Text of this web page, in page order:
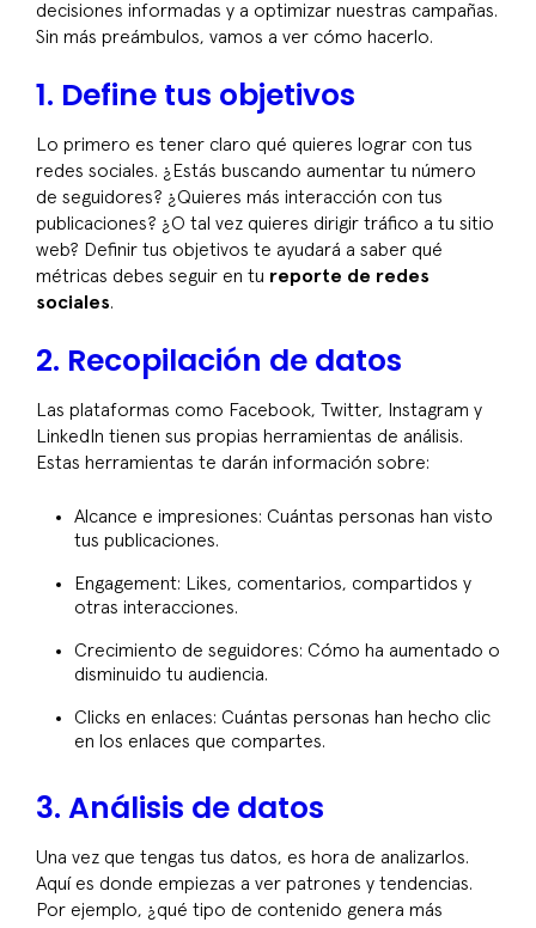
decisiones informadas y a optimizar nuestras campañas.
Sin más preámbulos, vamos a ver cómo hacerlo.
1. Define tus objetivos
Lo primero es tener claro qué quieres lograr con tus
redes sociales. ¿Estás buscando aumentar tu número
de seguidores? ¿Quieres más interacción con tus
publicaciones? ¿O tal vez quieres dirigir tráfico a tu sitio
web? Definir tus objetivos te ayudará a saber qué
métricas debes seguir en tu reporte de redes
sociales.
2. Recopilación de datos
Las plataformas como Facebook, Twitter, Instagram y
LinkedIn tienen sus propias herramientas de análisis.
Estas herramientas te darán información sobre:
Alcance e impresiones: Cuántas personas han visto
tus publicaciones.
Engagement: Likes, comentarios, compartidos y
otras interacciones.
Crecimiento de seguidores: Cómo ha aumentado o
disminuido tu audiencia.
Clicks en enlaces: Cuántas personas han hecho clic
en los enlaces que compartes.
3. Análisis de datos
Una vez que tengas tus datos, es hora de analizarlos.
Aquí es donde empiezas a ver patrones y tendencias.
Por ejemplo, ¿qué tipo de contenido genera más